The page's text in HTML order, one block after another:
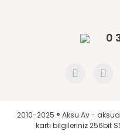
0
2010-2025 ® Aksu Av -
kartı bilgileriniz 256bit